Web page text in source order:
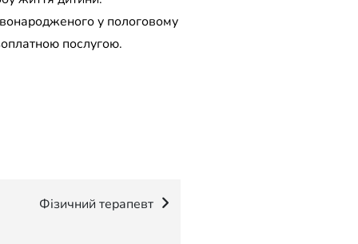
у пологовому
послугою.
Фізичний терапевт